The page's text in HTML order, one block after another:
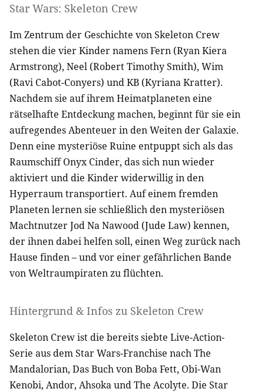
Star Wars: Skeleton Crew
Im Zentrum der Geschichte von Skeleton Crew
stehen die vier Kinder namens Fern (Ryan Kiera
Armstrong), Neel (Robert Timothy Smith), Wim
(Ravi Cabot-Conyers) und KB (Kyriana Kratter).
Nachdem sie auf ihrem Heimatplaneten eine
rätselhafte Entdeckung machen, beginnt für sie ein
aufregendes Abenteuer in den Weiten der Galaxie.
Denn eine mysteriöse Ruine entpuppt sich als das
Raumschiff Onyx Cinder, das sich nun wieder
aktiviert und die Kinder widerwillig in den
Hyperraum transportiert. Auf einem fremden
Planeten lernen sie schließlich den mysteriösen
Machtnutzer Jod Na Nawood (Jude Law) kennen,
der ihnen dabei helfen soll, einen Weg zurück nach
Hause finden – und vor einer gefährlichen Bande
von Weltraumpiraten zu flüchten.
Hintergrund & Infos zu Skeleton Crew
Skeleton Crew ist die bereits siebte Live-Action-
Serie aus dem Star Wars-Franchise nach The
Mandalorian, Das Buch von Boba Fett, Obi-Wan
Kenobi, Andor, Ahsoka und The Acolyte. Die Star